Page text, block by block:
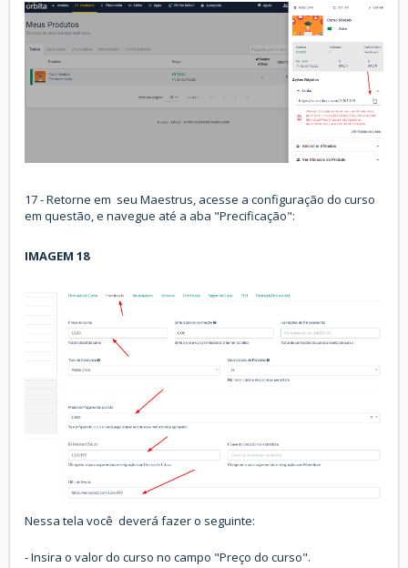
17 - Retorne em seu Maestrus, acesse a configuração do curso
em questão, e navegue até a aba "Precificação":
IMAGEM 18
Nessa tela você deverá fazer o seguinte:
- Insira o valor do curso no campo "Preço do curso".